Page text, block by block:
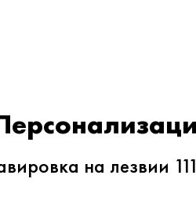
на лезвии